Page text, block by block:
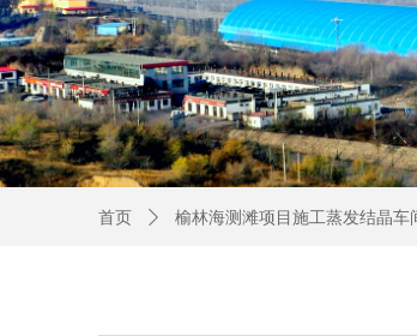
首页 ꄲ 榆林海测滩项目施工蒸发结晶车